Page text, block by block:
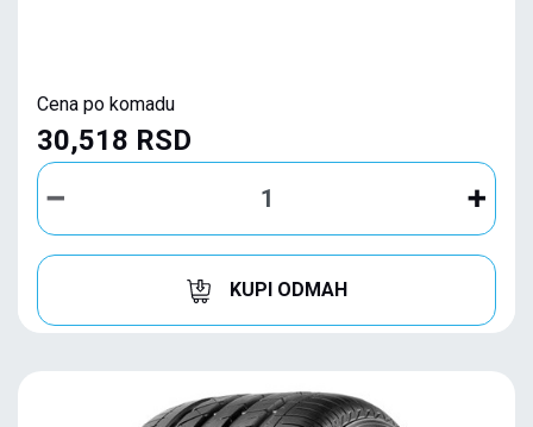
Cena po komadu
30,518 RSD
KUPI ODMAH